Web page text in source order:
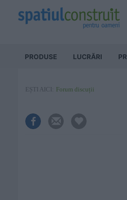
PRODUSE LUCRĂRI
EȘTI AICI: Forum discuții